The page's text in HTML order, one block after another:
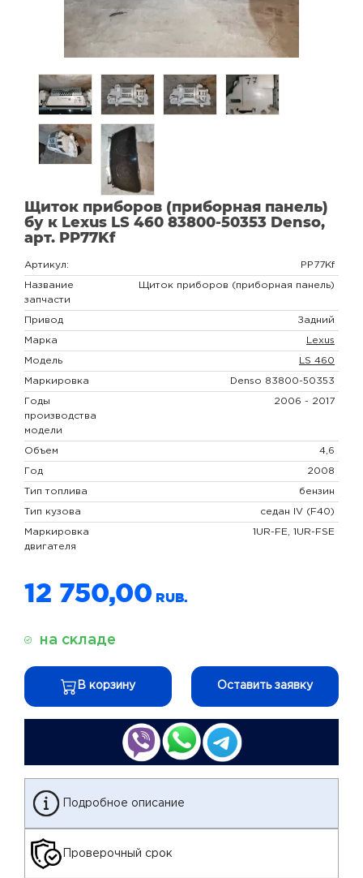
Щиток приборов (приборная панель)
бу к Lexus LS 460 83800-50353 Denso,
арт. PP77Kf
Артикул: PP77Kf
Название
запчасти
Щиток приборов (приборная панель)
Привод Задний
Марка Lexus
Модель LS 460
Маркировка Denso 83800-50353
Годы
производства
модели
2006 - 2017
Объем 4,6
Год 2008
Тип топлива бензин
Тип кузова седан IV (F40)
Маркировка
двигателя
1UR-FE, 1UR-FSE
12 750,00
на складе
В корзину Оставить заявку
Подробное описание
Проверочный срок